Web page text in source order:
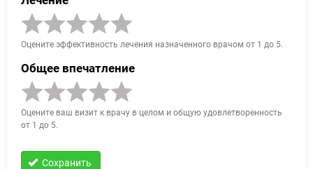
Оцените эффективность лечения назначенного врачом от 1 до 5.
Общее впечатление
Оцените ваш визит к врачу в целом и общую удовлетворенность
от 1 до 5.
Сохранить